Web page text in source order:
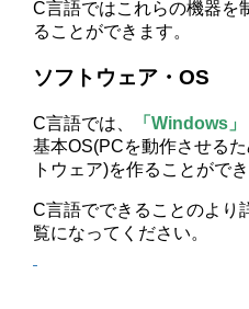
C言語ではこれらの機器を
ることができます。
ソフトウェア・OS
C言語では、 「Windows
基本OS(PCを動作させる
トウェア)を作ることができ
C言語でできることのより
覧になってください。